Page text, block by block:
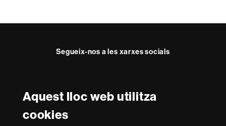
Aquest lloc web utilitza
cookies
Segueix-nos a les xarxes socials
Reconeixement internacional de l'excel·lència